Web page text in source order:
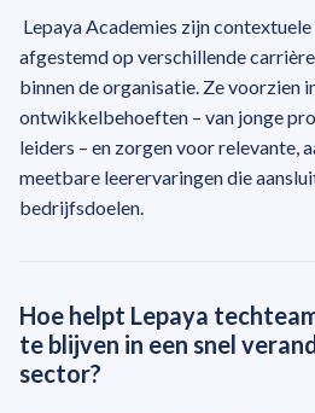
Lepaya Academies zijn contextuele
afgestemd op verschillende
binnen de organisatie. Ze voorzien
ontwikkelbehoeften – van jonge
leiders – en zorgen voor relevante,
meetbare leerervaringen die
bedrijfsdoelen.
Hoe helpt Lepaya
te blijven in een snel
sector?